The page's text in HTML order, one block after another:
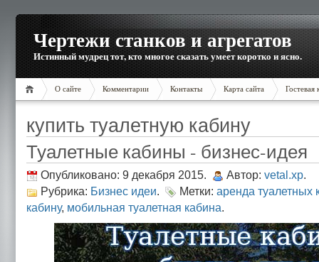
Чертежи станков и агрегатов
Истинный мудрец тот, кто многое сказать умеет коротко и ясно.
О сайте Комментарии Контакты Карта сайта Гостевая
купить туалетную кабину
Туалетные кабины - бизнес-идея
Опубликовано: 9 декабря 2015. Автор: vetal.xp.
Рубрика: Бизнес идеи. Метки: аренда туалетных
кабину, мобильная туалетная кабина.